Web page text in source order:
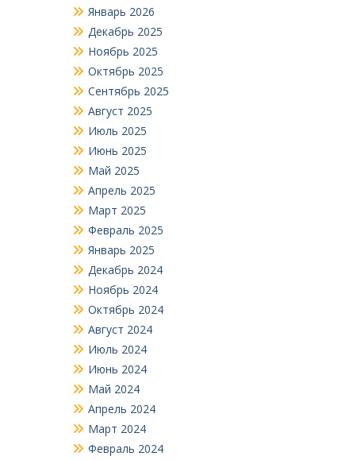
Январь 2026
Декабрь 2025
Ноябрь 2025
Октябрь 2025
Сентябрь 2025
Август 2025
Июль 2025
Июнь 2025
Май 2025
Апрель 2025
Март 2025
Февраль 2025
Январь 2025
Декабрь 2024
Ноябрь 2024
Октябрь 2024
Август 2024
Июль 2024
Июнь 2024
Май 2024
Апрель 2024
Март 2024
Февраль 2024